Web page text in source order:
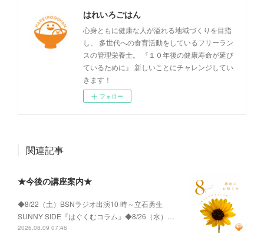
はれいろごはん
心身ともに健康な人が溢れる地域づくりを目指
し、 多世代への食育活動をしているフリーラン
スの管理栄養士。 『１０年後の健康寿命が延び
ているために』 新しいことにチャレンジしてい
きます！
フォロー
関連記事
★今後の講座案内★
◆8/22（土）BSNラジオ出演10 時～立石勇生
SUNNY SIDE『はぐくむコラム』◆8/26（水）…
2026.08.09 07:46